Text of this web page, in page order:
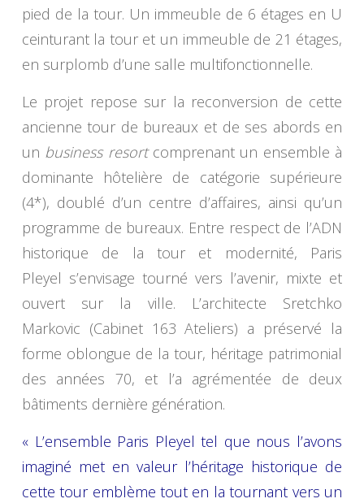
pied de la tour. Un immeuble de 6 étages en U
ceinturant la tour et un immeuble de 21 étages,
en surplomb d’une salle multifonctionnelle.
Le projet repose sur la reconversion de cette
ancienne tour de bureaux et de ses abords en
un business resort comprenant un ensemble à
dominante hôtelière de catégorie supérieure
(4*), doublé d’un centre d’affaires, ainsi qu’un
programme de bureaux. Entre respect de l’ADN
historique de la tour et modernité, Paris
Pleyel s’envisage tourné vers l’avenir, mixte et
ouvert sur la ville. L’architecte Sretchko
Markovic (Cabinet 163 Ateliers) a préservé la
forme oblongue de la tour, héritage patrimonial
des années 70, et l’a agrémentée de deux
bâtiments dernière génération.
« L’ensemble Paris Pleyel tel que nous l’avons
imaginé met en valeur l’héritage historique de
cette tour emblème tout en la tournant vers un